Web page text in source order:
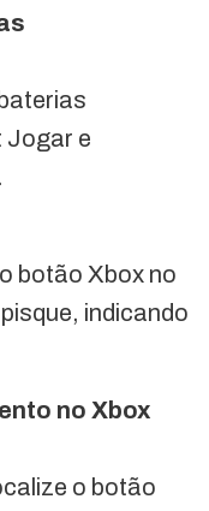
Jogar e
botão Xbox no
indicando
no Xbox
o botão